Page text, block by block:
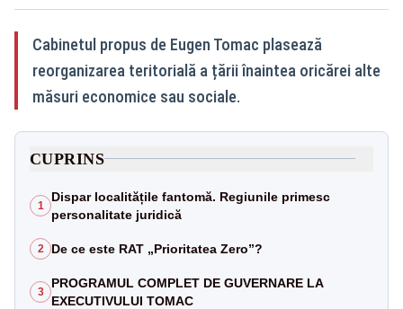
Cabinetul propus de Eugen Tomac plasează
reorganizarea teritorială a țării înaintea oricărei alte
măsuri economice sau sociale.
CUPRINS
1
Dispar localitățile fantomă. Regiunile primesc
personalitate juridică
2 De ce este RAT „Prioritatea Zero”?
3
PROGRAMUL COMPLET DE GUVERNARE LA
EXECUTIVULUI TOMAC